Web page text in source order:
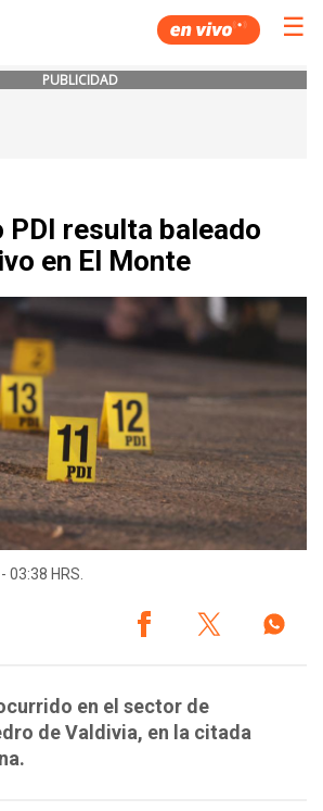
☰
PUBLICIDAD
PDI resulta baleado
en El Monte
03:38 HRS.
en el sector de
de Valdivia, en la citada